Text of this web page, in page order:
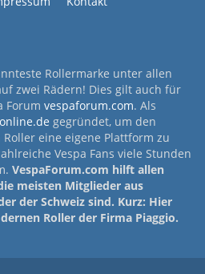
Rollermarke unter allen
zwei Rädern! Dies gilt auch für
Forum vespaforum.com. Als
gegründet, um den
eine eigene Plattform zu
Vespa Fans viele Stunden
VespaForum.com hilft allen
meisten Mitglieder aus
der Schweiz sind. Kurz: Hier
Roller der Firma Piaggio.